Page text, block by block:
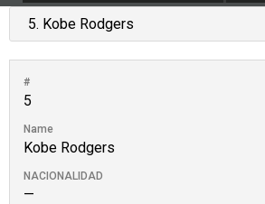
#
5
Name
Kobe Rodgers
NACIONALIDAD
—